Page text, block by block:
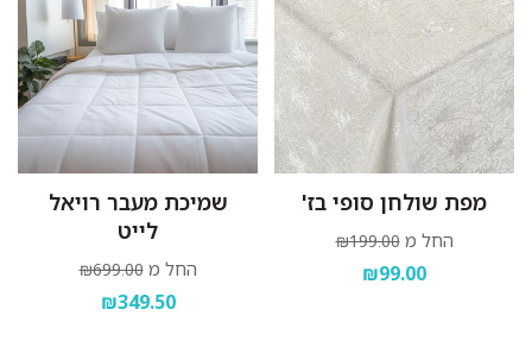
מפת שולחן סופי בז'
החל מ ₪199.00
₪99.00
שמיכת מעבר רויאל
לייט
החל מ ₪699.00
₪349.50